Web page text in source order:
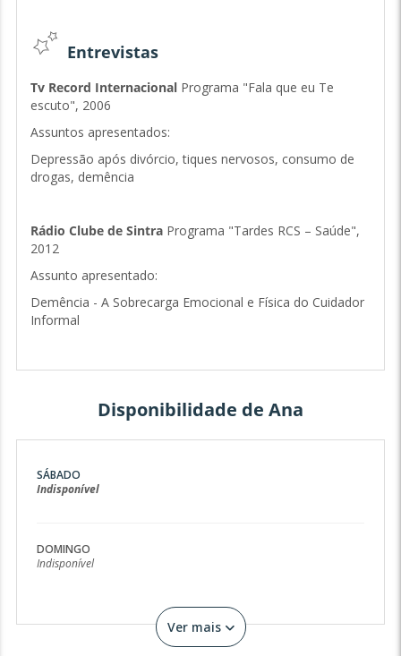
Acompanhamento doentes de Alzheimer
Orientação Profissional:
Orientação entrevistas de trabalho
Aperfeiçoamento da comunicação
Organização e comunicação de apresentações em meio
escolar e profissional (relatórios, reuniões, etc)
Entrevistas
Tv Record InternacionalPrograma "Fala que eu Te
escuto", 2006
Assuntos apresentados:
Depressão após divórcio, tiques nervosos, consumo de
drogas, demência
Rádio Clube de SintraPrograma "Tardes RCS – Saúde",
2012
Assunto apresentado:
Demência - A Sobrecarga Emocional e Física do Cuidador
Informal
Disponibilidade de Ana
SÁBADO
Indisponível
DOMINGO
Indisponível
Ver mais